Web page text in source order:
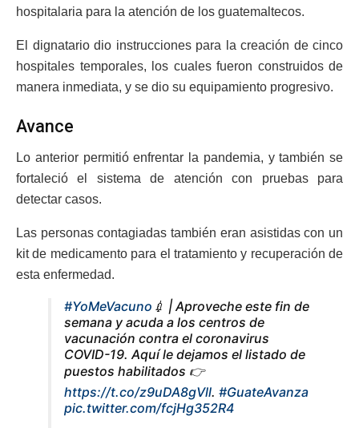
hospitalaria para la atención de los guatemaltecos.
El dignatario dio instrucciones para la creación de cinco
hospitales temporales, los cuales fueron construidos de
manera inmediata, y se dio su equipamiento progresivo.
Avance
Lo anterior permitió enfrentar la pandemia, y también se
fortaleció el sistema de atención con pruebas para
detectar casos.
Las personas contagiadas también eran asistidas con un
kit de medicamento para el tratamiento y recuperación de
esta enfermedad.
#YoMeVacuno 💉 | Aproveche este fin de
semana y acuda a los centros de
vacunación contra el coronavirus
COVID-19. Aquí le dejamos el listado de
puestos habilitados 👉
https://t.co/z9uDA8gVll. #GuateAvanza
pic.twitter.com/fcjHg352R4